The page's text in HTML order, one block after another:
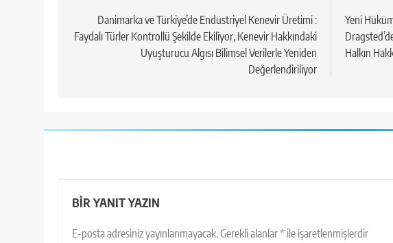
gezinmesi
Danimarka ve Türkiye’de Endüstriyel Kenevir Üretimi :
Faydalı Türler Kontrollü Şekilde Ekiliyor, Kenevir Hakkındaki
Uyuşturucu Algısı Bilimsel Verilerle Yeniden
Değerlendiriliyor
Yeni
Halkın
BIR YANIT YAZIN
E-posta adresiniz yayınlanmayacak.Gerekli alanlar* ile işaretlenmişlerdir